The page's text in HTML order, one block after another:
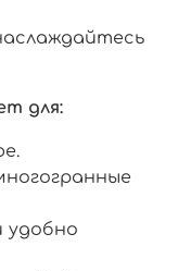
для:
удобно